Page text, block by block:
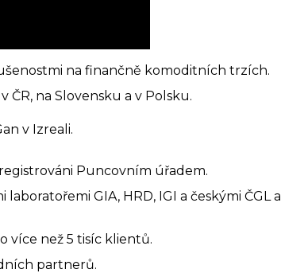
na finančně komoditních trzích.
na Slovensku a v Polsku.
v Izreali.
Puncovním úřadem.
GIA, HRD, IGI a českými ČGL a
více než 5 tisíc klientů.
partnerů.